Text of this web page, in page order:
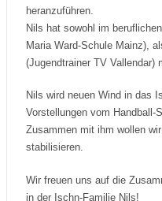
heranzuführen.
Nils hat sowohl im
Maria Ward-Schule Mainz),
(Jugendtrainer TV Vallendar)
Nils wird neuen Wind in das
Vorstellungen vom Handball-
Zusammen mit ihm wollen
stabilisieren.
Wir freuen uns auf die
in der Ischn-Familie Nils!